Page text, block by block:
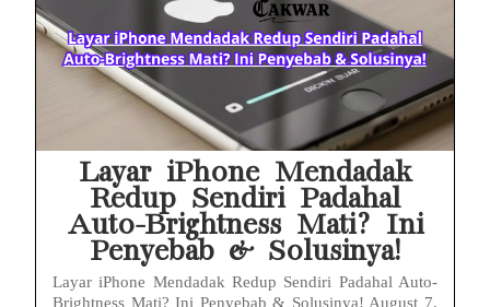
Layar iPhone Mendadak
Redup Sendiri Padahal
Auto-Brightness Mati? Ini
Penyebab & Solusinya!
Layar iPhone Mendadak Redup Sendiri Padahal Auto-
Brightness Mati? Ini Penyebab & Solusinya! August 7,